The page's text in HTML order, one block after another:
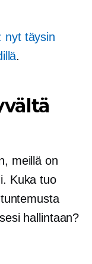
nyt täysin
.
meillä on
Kuka tuo
hallintaan?